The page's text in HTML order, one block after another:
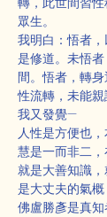
眾生。
我明白：悟者
是修道。未悟
間。悟者，轉
性流轉，未能親
我又發覺—
人性是方便也
慧是一而非二
就是大善知識
是大丈夫的氣
佛盧勝彥是真知